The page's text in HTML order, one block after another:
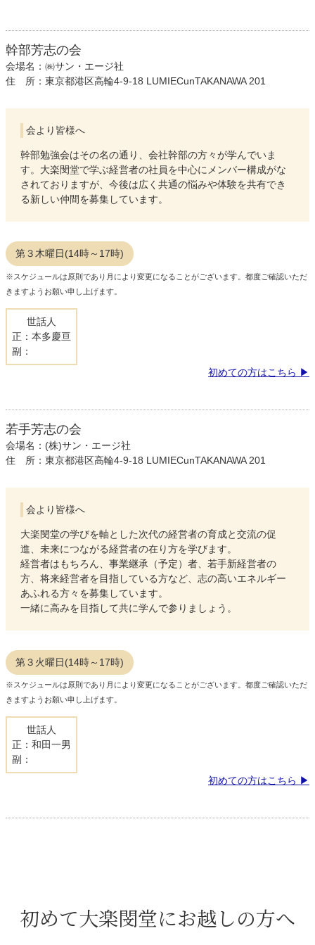
幹部芳志の会
会場名：㈱サン・エージ社
住 所：東京都港区高輪4-9-18 LUMIECunTAKANAWA 201
会より皆様へ
幹部勉強会はその名の通り、会社幹部の方々が学んでいま
す。大楽閔堂で学ぶ経営者の社員を中心にメンバー構成がな
されておりますが、今後は広く共通の悩みや体験を共有でき
る新しい仲間を募集しています。
第３木曜日(14時～17時)
※スケジュールは原則であり月により変更になることがございます。都度ご確認いただ
きますようお願い申し上げます。
世話人
正：本多慶亘
副：
初めての方はこちら
若手芳志の会
会場名：(株)サン・エージ社
住 所：東京都港区高輪4-9-18 LUMIECunTAKANAWA 201
会より皆様へ
大楽閔堂の学びを軸とした次代の経営者の育成と交流の促
進、未来につながる経営者の在り方を学びます。
経営者はもちろん、事業継承（予定）者、若手新経営者の
方、将来経営者を目指している方など、志の高いエネルギー
あふれる方々を募集しています。
一緒に高みを目指して共に学んで参りましょう。
第３火曜日(14時～17時)
※スケジュールは原則であり月により変更になることがございます。都度ご確認いただ
きますようお願い申し上げます。
世話人
正：和田一男
副：
初めての方はこちら
初めて大楽閔堂にお越しの方へ